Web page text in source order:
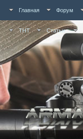
Главная Форум
ТНТ Статьи